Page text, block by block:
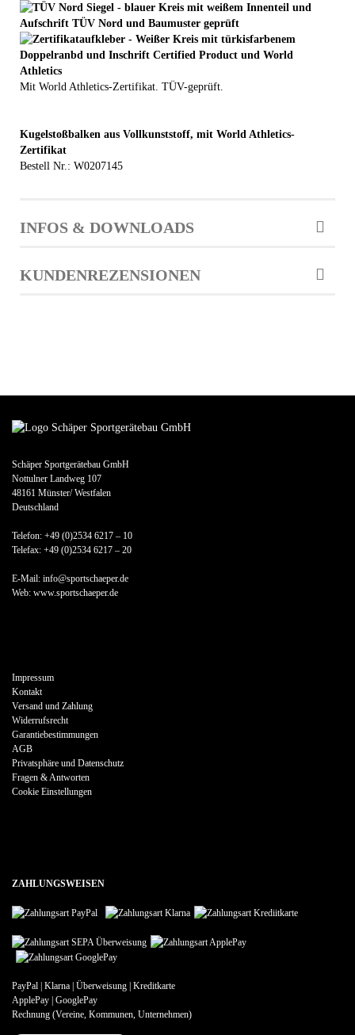
Mit World Athletics-Zertifikat. TÜV-geprüft.
Kugelstoßbalken aus Vollkunststoff, mit World Athletics-
Zertifikat
Bestell Nr.: W0207145
INFOS & DOWNLOADS
KUNDENREZENSIONEN
Schäper Sportgerätebau GmbH
Nottulner Landweg 107
48161 Münster/ Westfalen
Deutschland
Telefon: +49 (0)2534 6217 – 10
Telefax: +49 (0)2534 6217 – 20
E-Mail: info@sportschaeper.de
Web: www.sportschaeper.de
Impressum
Kontakt
Versand und Zahlung
Widerrufsrecht
Garantiebestimmungen
AGB
Privatsphäre und Datenschutz
Fragen & Antworten
Cookie Einstellungen
ZAHLUNGSWEISEN
PayPal | Klarna | Überweisung | Kreditkarte
ApplePay | GooglePay
Rechnung (Vereine, Kommunen, Unternehmen)